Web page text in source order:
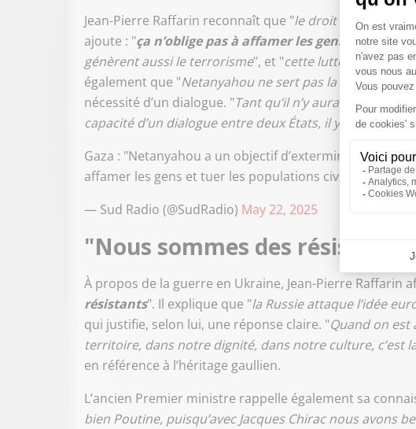
Jean-Pierre Raffarin reconnaît que "le droit de se
ajoute : "ça n’oblige pas à affamer les gens et tuer
génèrent aussi le terrorisme", et "cette lutte-là ne
également que "Netanyahou ne sert pas la cause
nécessité d’un dialogue. "Tant qu’il n’y aura pas une
capacité d’un dialogue entre deux États, il y aura cette
Gaza : "Netanyahou a un objectif d’extermination.
affamer les gens et tuer les populations civiles !"
— Sud Radio (@SudRadio) May 22, 2025
"Nous sommes des résistants
À propos de la guerre en Ukraine, Jean-Pierre Raffarin
résistants". Il explique que "la Russie attaque l’idée
qui justifie, selon lui, une réponse claire. "Quand on
territoire, dans notre dignité, dans notre culture, c’est
en référence à l’héritage gaullien.
L’ancien Premier ministre rappelle également sa
bien Poutine, puisqu’avec Jacques Chirac nous avons